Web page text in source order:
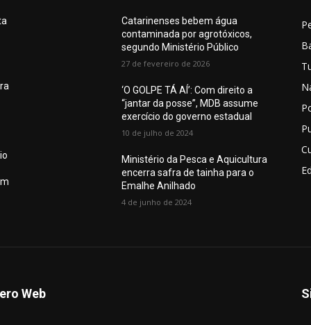
Catarinenses bebem água
contaminada por agrotóxicos,
segundo Ministério Público
27 de fevereiro de 2026
‘O GOLPE TÁ AÍ’: Com direito a
“jantar da posse”, MDB assume
exercício do governo estadual
10 de julho de 2024
Ministério da Pesca e Aquicultura
encerra safra de tainha para o
Emalhe Anilhado
4 de junho de 2024
Web